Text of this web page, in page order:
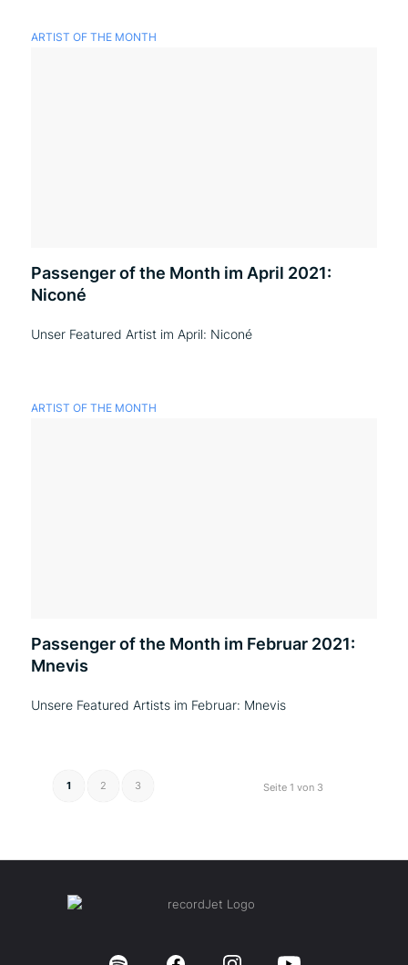
ARTIST OF THE MONTH
Passenger of the Month im April 2021:
Niconé
Unser Featured Artist im April: Niconé
ARTIST OF THE MONTH
Passenger of the Month im Februar 2021:
Mnevis
Unsere Featured Artists im Februar: Mnevis
Seite 1 von 3
1 2 3